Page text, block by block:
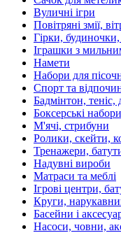
Вуличні ігри
Повітряні змії,
Гірки, будиночки,
Іграшки з
Намети
Набори для
Спорт та
Бадмінтон, теніс,
Боксерські набори
М'ячі, стрибуни
Ролики, скейти,
Тренажери,
Надувні вироби
Матраси та меблі
Ігрові центри,
Круги,
Басейни і
Насоси, човни,